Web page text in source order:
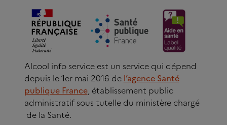
Alcool info service est un service qui dépend
depuis le 1er mai 2016 de l’agence Santé
publique France, établissement public
administratif sous tutelle du ministère chargé
de la Santé.